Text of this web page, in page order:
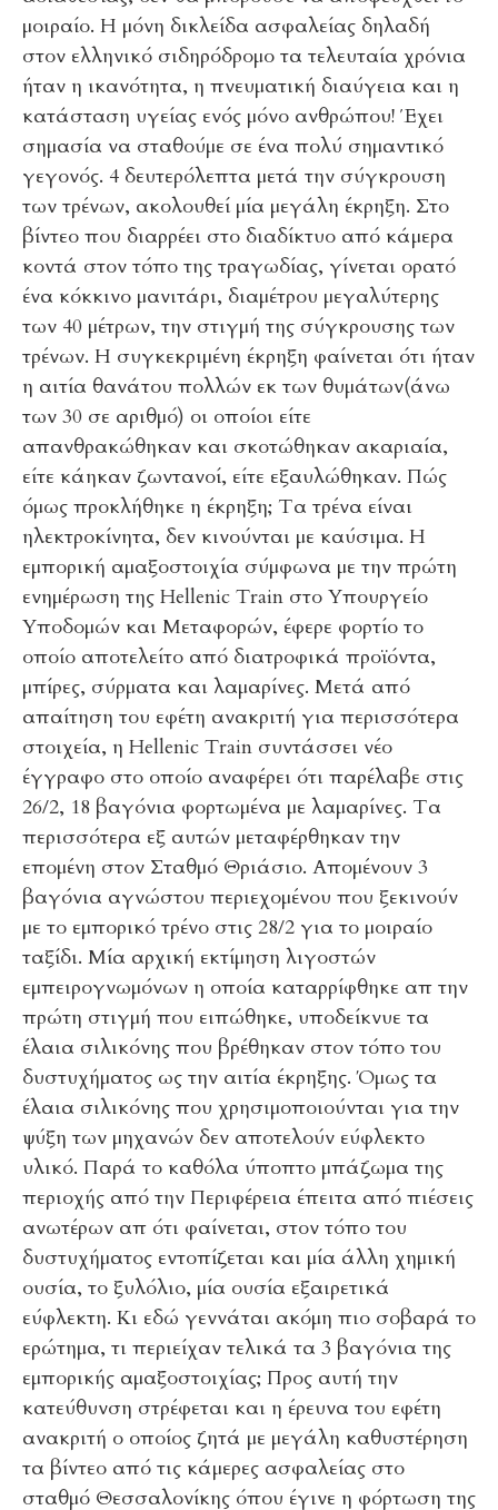
μοιραίο. Η μόνη δικλείδα ασφαλείας δηλαδή
στον ελληνικό σιδηρόδρομο τα τελευταία χρόνια
ήταν η ικανότητα, η πνευματική διαύγεια και η
κατάσταση υγείας ενός μόνο ανθρώπου! Έχει
σημασία να σταθούμε σε ένα πολύ σημαντικό
γεγονός. 4 δευτερόλεπτα μετά την σύγκρουση
των τρένων, ακολουθεί μία μεγάλη έκρηξη. Στο
βίντεο που διαρρέει στο διαδίκτυο από κάμερα
κοντά στον τόπο της τραγωδίας, γίνεται ορατό
ένα κόκκινο μανιτάρι, διαμέτρου μεγαλύτερης
των 40 μέτρων, την στιγμή της σύγκρουσης των
τρένων. Η συγκεκριμένη έκρηξη φαίνεται ότι ήταν
η αιτία θανάτου πολλών εκ των θυμάτων(άνω
των 30 σε αριθμό) οι οποίοι είτε
απανθρακώθηκαν και σκοτώθηκαν ακαριαία,
είτε κάηκαν ζωντανοί, είτε εξαυλώθηκαν. Πώς
όμως προκλήθηκε η έκρηξη; Τα τρένα είναι
ηλεκτροκίνητα, δεν κινούνται με καύσιμα. Η
εμπορική αμαξοστοιχία σύμφωνα με την πρώτη
ενημέρωση της Hellenic Train στο Υπουργείο
Υποδομών και Μεταφορών, έφερε φορτίο το
οποίο αποτελείτο από διατροφικά προϊόντα,
μπίρες, σύρματα και λαμαρίνες. Μετά από
απαίτηση του εφέτη ανακριτή για περισσότερα
στοιχεία, η Hellenic Train συντάσσει νέο
έγγραφο στο οποίο αναφέρει ότι παρέλαβε στις
26/2, 18 βαγόνια φορτωμένα με λαμαρίνες. Τα
περισσότερα εξ αυτών μεταφέρθηκαν την
επομένη στον Σταθμό Θριάσιο. Απομένουν 3
βαγόνια αγνώστου περιεχομένου που ξεκινούν
με το εμπορικό τρένο στις 28/2 για το μοιραίο
ταξίδι. Μία αρχική εκτίμηση λιγοστών
εμπειρογνωμόνων η οποία καταρρίφθηκε απ την
πρώτη στιγμή που ειπώθηκε, υποδείκνυε τα
έλαια σιλικόνης που βρέθηκαν στον τόπο του
δυστυχήματος ως την αιτία έκρηξης. Όμως τα
έλαια σιλικόνης που χρησιμοποιούνται για την
ψύξη των μηχανών δεν αποτελούν εύφλεκτο
υλικό. Παρά το καθόλα ύποπτο μπάζωμα της
περιοχής από την Περιφέρεια έπειτα από πιέσεις
ανωτέρων απ ότι φαίνεται, στον τόπο του
δυστυχήματος εντοπίζεται και μία άλλη χημική
ουσία, το ξυλόλιο, μία ουσία εξαιρετικά
εύφλεκτη. Κι εδώ γεννάται ακόμη πιο σοβαρά το
ερώτημα, τι περιείχαν τελικά τα 3 βαγόνια της
εμπορικής αμαξοστοιχίας; Προς αυτή την
κατεύθυνση στρέφεται και η έρευνα του εφέτη
ανακριτή ο οποίος ζητά με μεγάλη καθυστέρηση
τα βίντεο από τις κάμερες ασφαλείας στο
σταθμό Θεσσαλονίκης όπου έγινε η φόρτωση της